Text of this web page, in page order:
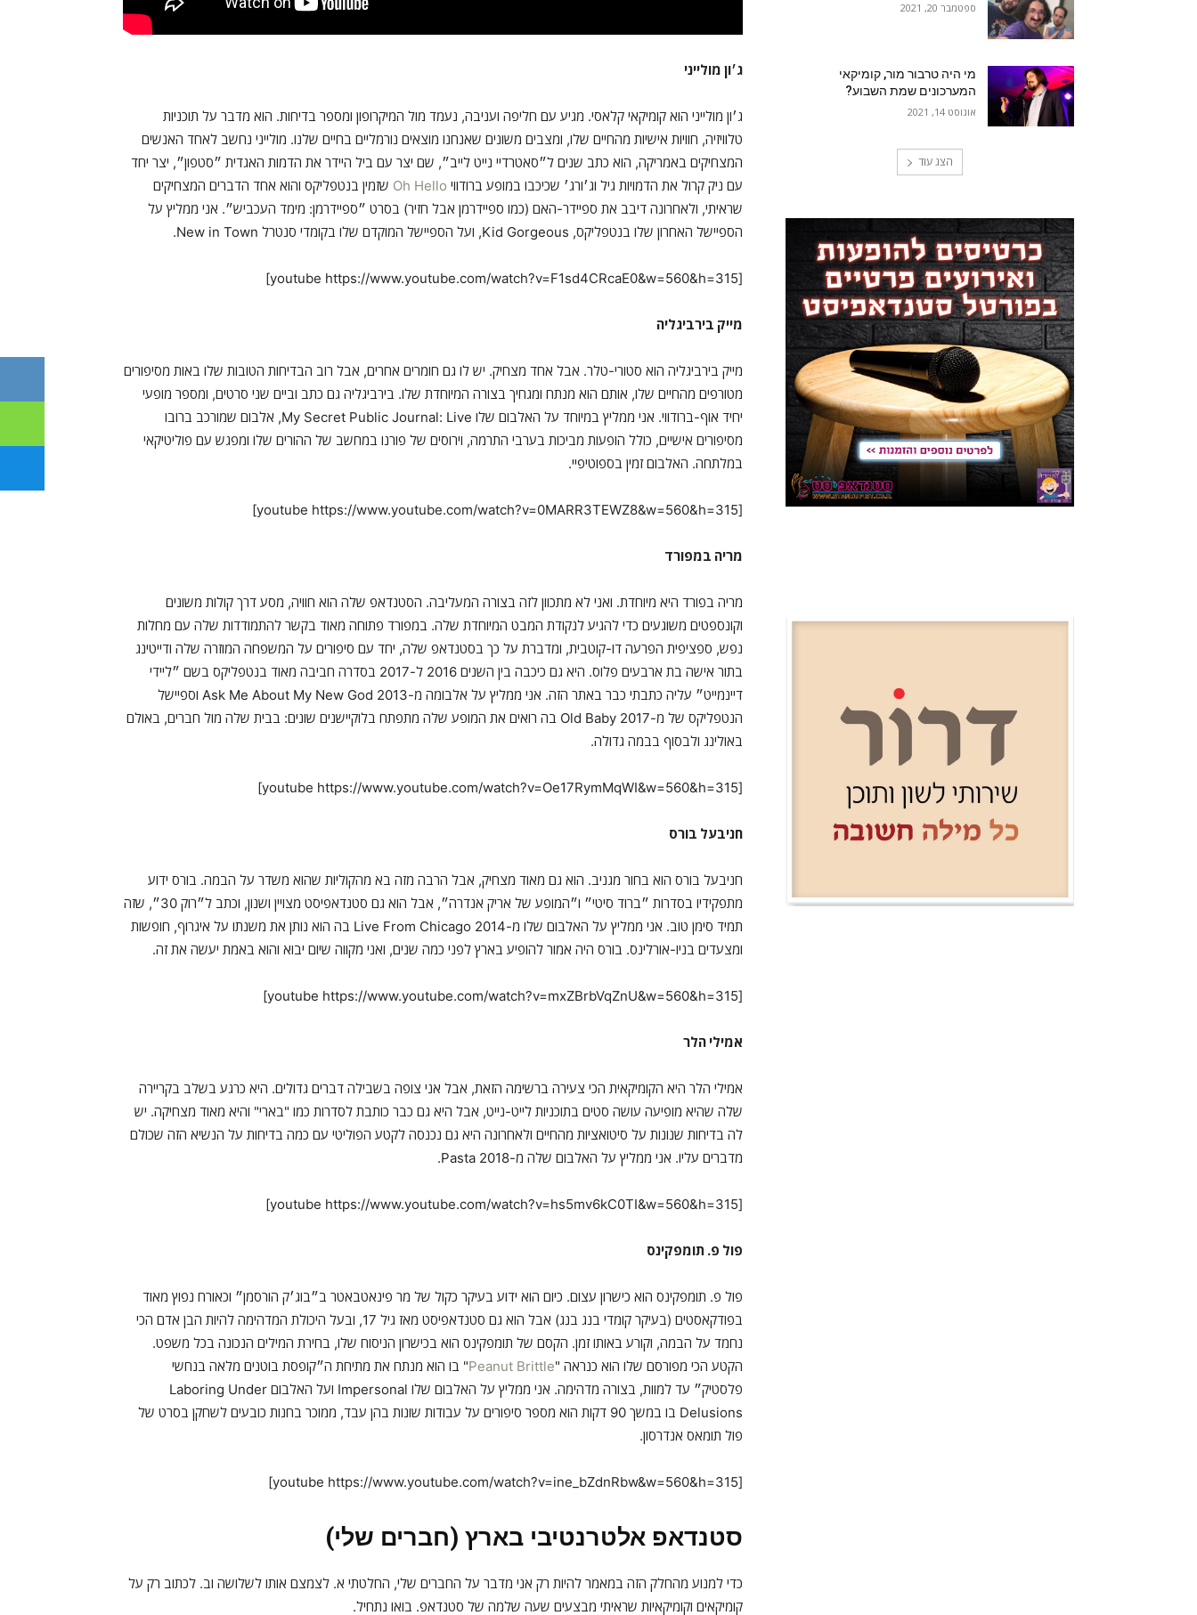
ג׳ון מולייני
ג׳ון מולייני הוא קומיקאי קלאסי. מגיע עם חליפה ועניבה, נעמד מול המיקרופון ומספר בדיחות. הוא מדבר על תוכניות
טלוויזיה, חוויות אישיות מהחיים שלו, ומצבים משונים שאנחנו מוצאים נורמליים בחיים שלנו. מולייני נחשב לאחד האנשים
המצחיקים באמריקה, הוא כתב שנים ל״סאטרדיי נייט לייב״, שם יצר עם ביל היידר את הדמות האגדית ״סטפון״, יצר יחד
עם ניק קרול את הדמויות גיל וג׳ורג׳ שכיכבו במופע ברודווי Oh Hello שזמין בנטפליקס והוא אחד הדברים המצחיקים
שראיתי, ולאחרונה דיבב את ספיידר-האם (כמו ספיידרמן אבל חזיר) בסרט ״ספיידרמן: מימד העכביש״. אני ממליץ על
הספיישל האחרון שלו בנטפליקס, Kid Gorgeous, ועל הספיישל המוקדם שלו בקומדי סנטרל New in Town.
[youtube https://www.youtube.com/watch?v=F1sd4CRcaE0&w=560&h=315]
מייק בירביגליה
מייק בירביגליה הוא סטורי-טלר. אבל אחד מצחיק. יש לו גם חומרים אחרים, אבל רוב הבדיחות הטובות שלו באות מסיפורים
מטורפים מהחיים שלו, אותם הוא מנתח ומגחיך בצורה המיוחדת שלו. בירביגליה גם כתב וביים שני סרטים, ומספר מופעי
יחיד אוף-ברודווי. אני ממליץ במיוחד על האלבום שלו My Secret Public Journal: Live, אלבום שמורכב ברובו
מסיפורים אישיים, כולל הופעות מביכות בערבי התרמה, וירוסים של פורנו במחשב של ההורים שלו ומפגש עם פוליטיקאי
במלתחה. האלבום זמין בספוטיפיי.
[youtube https://www.youtube.com/watch?v=0MARR3TEWZ8&w=560&h=315]
מריה במפורד
מריה בפורד היא מיוחדת. ואני לא מתכוון לזה בצורה המעליבה. הסטנדאפ שלה הוא חוויה, מסע דרך קולות משונים
וקונספטים משוגעים כדי להגיע לנקודת המבט המיוחדת שלה. במפורד פתוחה מאוד בקשר להתמודדות שלה עם מחלות
נפש, ספציפית הפרעה דו-קוטבית, ומדברת על כך בסטנדאפ שלה, יחד עם סיפורים על המשפחה המוזרה שלה ודייטינג
בתור אישה בת ארבעים פלוס. היא גם כיכבה בין השנים 2016 ל-2017 בסדרה חביבה מאוד בנטפליקס בשם ״ליידי
דיינמייט״ עליה כתבתי כבר באתר הזה. אני ממליץ על אלבומה מ-2013 Ask Me About My New God וספיישל
הנטפליקס של מ-2017 Old Baby בה רואים את המופע שלה מתפתח בלוקיישנים שונים: בבית שלה מול חברים, באולם
באולינג ולבסוף בבמה גדולה.
[youtube https://www.youtube.com/watch?v=Oe17RymMqWI&w=560&h=315]
חניבעל בורס
חניבעל בורס הוא בחור מגניב. הוא גם מאוד מצחיק, אבל הרבה מזה בא מהקוליות שהוא משדר על הבמה. בורס ידוע
מתפקידיו בסדרות ״ברוד סיטי״ ו״המופע של אריק אנדרה״, אבל הוא גם סטנדאפיסט מצויין ושנון, וכתב ל״רוק 30״, שזה
תמיד סימן טוב. אני ממליץ על האלבום שלו מ-2014 Live From Chicago בה הוא נותן את משנתו על איגרוף, חופשות
ומצעדים בניו-אורלינס. בורס היה אמור להופיע בארץ לפני כמה שנים, ואני מקווה שיום יבוא והוא באמת יעשה את זה.
[youtube https://www.youtube.com/watch?v=mxZBrbVqZnU&w=560&h=315]
אמילי הלר
אמילי הלר היא הקומיקאית הכי צעירה ברשימה הזאת, אבל אני צופה בשבילה דברים גדולים. היא כרגע בשלב בקריירה
שלה שהיא מופיעה עושה סטים בתוכניות לייט-נייט, אבל היא גם כבר כותבת לסדרות כמו "בארי" והיא מאוד מצחיקה. יש
לה בדיחות שנונות על סיטואציות מהחיים ולאחרונה היא גם נכנסה לקטע הפוליטי עם כמה בדיחות על הנשיא הזה שכולם
מדברים עליו. אני ממליץ על האלבום שלה מ-2018 Pasta.
[youtube https://www.youtube.com/watch?v=hs5mv6kC0TI&w=560&h=315]
פול פ. תומפקינס
פול פ. תומפקינס הוא כישרון עצום. כיום הוא ידוע בעיקר כקול של מר פינאטבאטר ב״בוג׳ק הורסמן״ וכאורח נפוץ מאוד
בפודקאסטים (בעיקר קומדי בנג בנג) אבל הוא גם סטנדאפיסט מאז גיל 17, ובעל היכולת המדהימה להיות הבן אדם הכי
נחמד על הבמה, וקורע באותו זמן. הקסם של תומפקינס הוא בכישרון הניסוח שלו, בחירת המילים הנכונה בכל משפט.
הקטע הכי מפורסם שלו הוא כנראה "Peanut Brittle" בו הוא מנתח את מתיחת ה״קופסת בוטנים מלאה בנחשי
פלסטיק״ עד למוות, בצורה מדהימה. אני ממליץ על האלבום שלו Impersonal ועל האלבום Laboring Under
Delusions בו במשך 90 דקות הוא מספר סיפורים על עבודות שונות בהן עבד, ממוכר בחנות כובעים לשחקן בסרט של
פול תומאס אנדרסון.
[youtube https://www.youtube.com/watch?v=ine_bZdnRbw&w=560&h=315]
סטנדאפ אלטרנטיבי בארץ (חברים שלי)
כדי למנוע מהחלק הזה במאמר להיות רק אני מדבר על החברים שלי, החלטתי א. לצמצם אותו לשלושה וב. לכתוב רק על
קומיקאים וקומיקאיות שראיתי מבצעים שעה שלמה של סטנדאפ. בואו נתחיל.
ספטמבר 20, 2021
מי היה טרבור מור, קומיקאי
המערכונים שמת השבוע?
אוגוסט 14, 2021
הצג עוד